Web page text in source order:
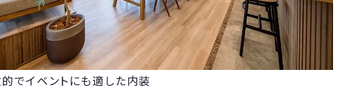
でイベントにも適した内装